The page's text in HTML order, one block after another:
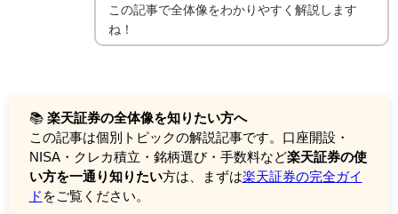
この記事で全体像をわかりやすく解説します
ね！
📚 楽天証券の全体像を知りたい方へ
この記事は個別トピックの解説記事です。口座開設・
NISA・クレカ積立・銘柄選び・手数料など楽天証券の使
い方を一通り知りたい方は、まずは楽天証券の完全ガイ
ド をご覧ください。